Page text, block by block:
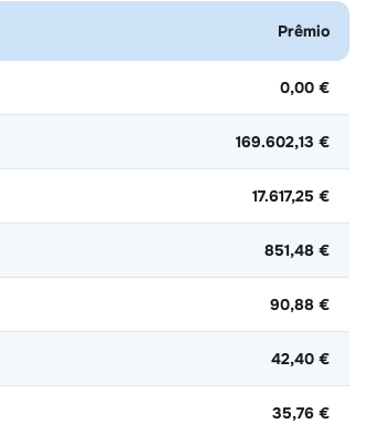
Prêmio
0,00 €
169.602,13 €
17.617,25 €
851,48 €
90,88 €
42,40 €
35,76 €